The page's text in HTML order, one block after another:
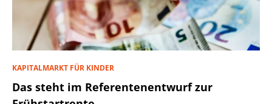
KAPITALMARKT FÜR KINDER
Das steht im Referentenentwurf zur